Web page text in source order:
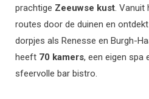
prachtige Zeeuwse kust. Vanuit
routes door de duinen en
dorpjes als Renesse en Burgh-
heeft 70 kamers, een eigen spa
sfeervolle bar bistro.